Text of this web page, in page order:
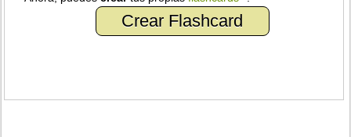
Crear Flashcard